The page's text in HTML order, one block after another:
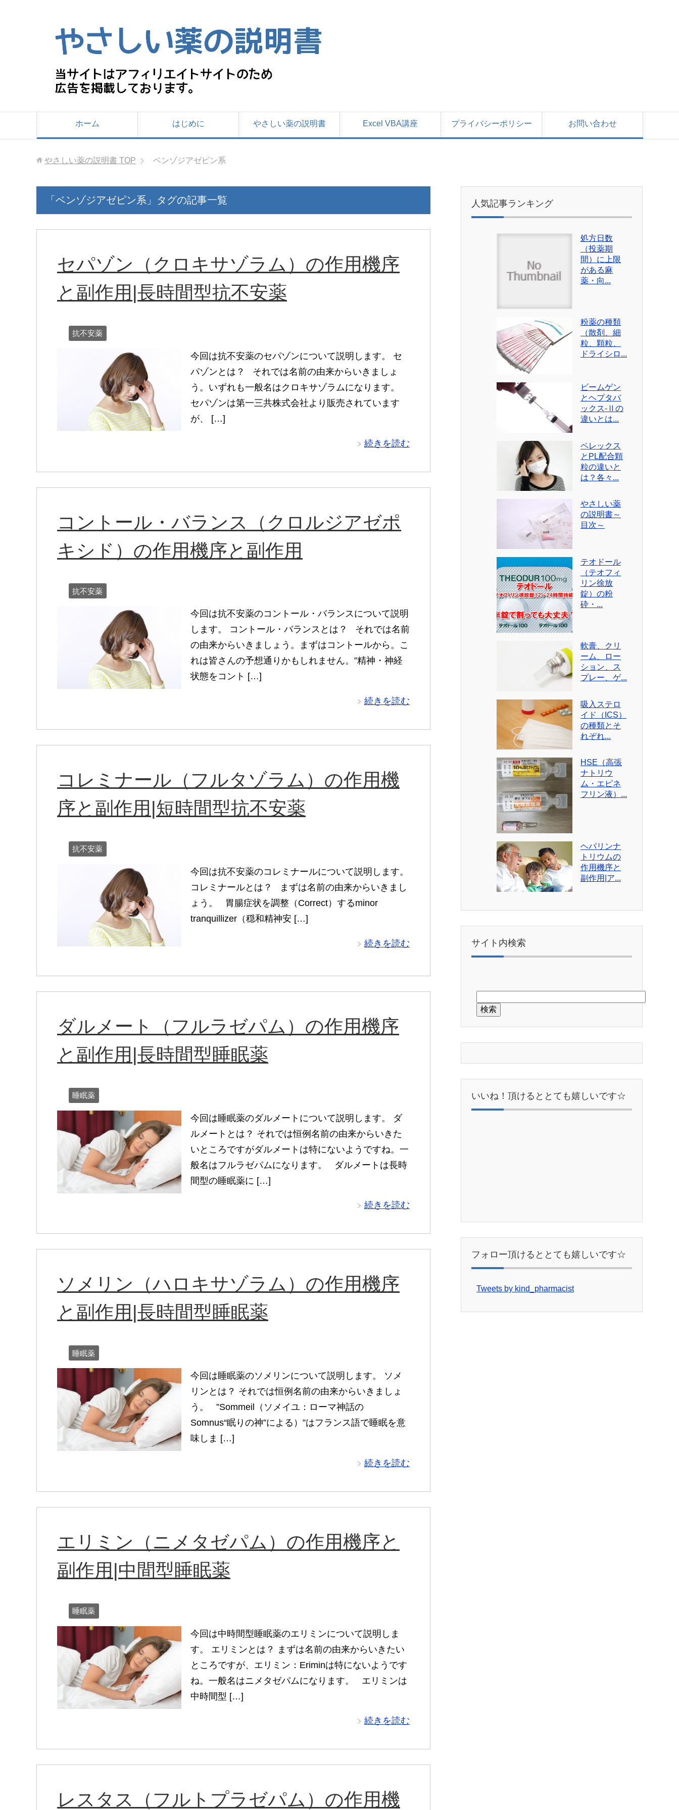
ホーム はじめに やさしい薬の説明書 Excel VBA講座 プライバシーポリシー お問い合わせ
やさしい薬の説明書 TOP ベンゾジアゼピン系
「ベンゾジアゼピン系」タグの記事一覧
セパゾン（クロキサゾラム）の作用機序
と副作用|長時間型抗不安薬
抗不安薬
今回は抗不安薬のセパゾンについて説明します。 セ
パゾンとは？ それでは名前の由来からいきましょ
う。いずれも一般名はクロキサゾラムになります。
セパゾンは第一三共株式会社より販売されています
が、 […]
続きを読む
コントール・バランス（クロルジアゼポ
キシド）の作用機序と副作用
抗不安薬
今回は抗不安薬のコントール・バランスについて説明
します。 コントール・バランスとは？ それでは名前
の由来からいきましょう。まずはコントールから。こ
れは皆さんの予想通りかもしれません。”精神・神経
状態をコント […]
続きを読む
コレミナール（フルタゾラム）の作用機
序と副作用|短時間型抗不安薬
抗不安薬
今回は抗不安薬のコレミナールについて説明します。
コレミナールとは？ まずは名前の由来からいきまし
ょう。 胃腸症状を調整（Correct）するminor
tranquillizer（穏和精神安 […]
続きを読む
ダルメート（フルラゼパム）の作用機序
と副作用|長時間型睡眠薬
睡眠薬
今回は睡眠薬のダルメートについて説明します。 ダ
ルメートとは？ それでは恒例名前の由来からいきた
いところですがダルメートは特にないようですね。一
般名はフルラゼパムになります。 ダルメートは長時
間型の睡眠薬に […]
続きを読む
ソメリン（ハロキサゾラム）の作用機序
と副作用|長時間型睡眠薬
睡眠薬
今回は睡眠薬のソメリンについて説明します。 ソメ
リンとは？ それでは恒例名前の由来からいきましょ
う。 ”Sommeil（ソメイユ：ローマ神話の
Somnus“眠りの神”による）”はフランス語で睡眠を意
味しま […]
続きを読む
エリミン（ニメタゼパム）の作用機序と
副作用|中間型睡眠薬
睡眠薬
今回は中時間型睡眠薬のエリミンについて説明しま
す。 エリミンとは？ まずは名前の由来からいきたい
ところですが、エリミン：Eriminは特にないようです
ね。一般名はニメタゼパムになります。 エリミンは
中時間型 […]
続きを読む
レスタス（フルトプラゼパム）の作用機
人気記事ランキング
処方日数
（投薬期
間）に上限
がある麻
薬・向...
粉薬の種類
（散剤、細
粒、顆粒、
ドライシロ...
ビームゲン
とヘプタバ
ックス-Ⅱの
違いとは...
ペレックス
とPL配合顆
粒の違いと
は？各々...
やさしい薬
の説明書～
目次～
テオドール
（テオフィ
リン徐放
錠）の粉
砕・...
軟膏、クリ
ーム、ロー
ション、ス
プレー、ゲ...
吸入ステロ
イド（ICS）
の種類とそ
れぞれ...
HSE（高張
ナトリウ
ム・エピネ
フリン液）...
ヘパリンナ
トリウムの
作用機序と
副作用|ア...
サイト内検索
いいね！頂けるととても嬉しいです☆
フォロー頂けるととても嬉しいです☆
Tweets by kind_pharmacist